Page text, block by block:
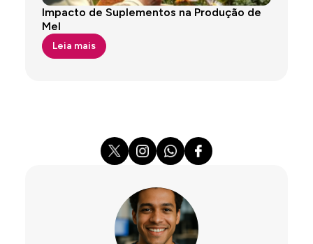
Impacto de Suplementos na Produção de
Mel
Leia mais